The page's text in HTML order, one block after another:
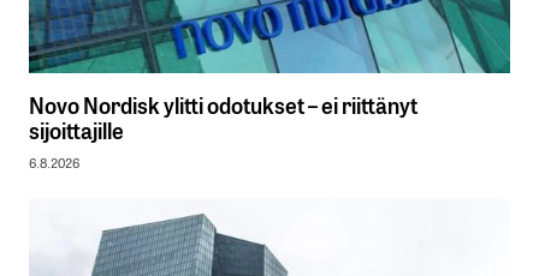
Novo Nordisk ylitti odotukset – ei riittänyt
sijoittajille
6.8.2026